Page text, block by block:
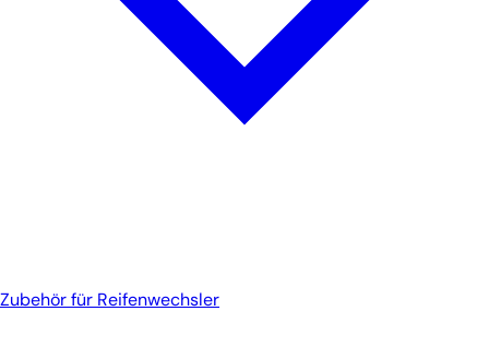
Zubehör für Reifenwechsler